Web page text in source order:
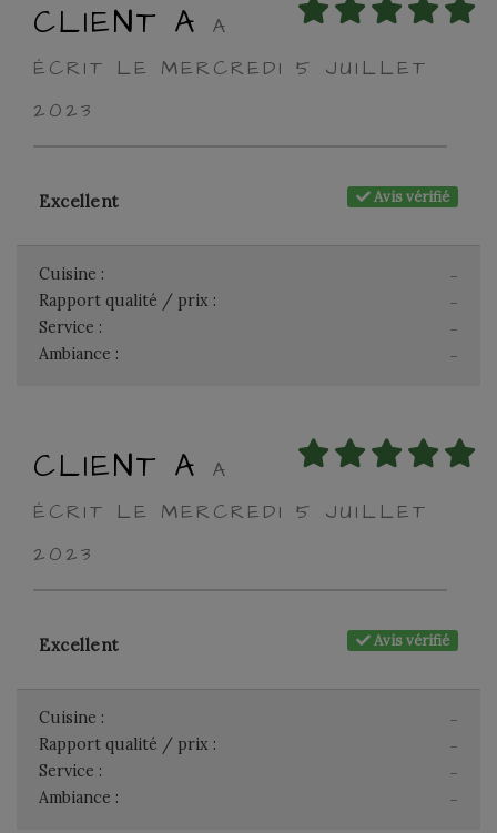
CLIENT A
A
ÉCRIT LE MERCREDI 5 JUILLET
2023
Avis vérifié
Excellent
-
Cuisine :
-
Rapport qualité / prix :
-
Service :
-
Ambiance :
CLIENT A
A
ÉCRIT LE MERCREDI 5 JUILLET
2023
Avis vérifié
Excellent
-
Cuisine :
-
Rapport qualité / prix :
-
Service :
-
Ambiance :